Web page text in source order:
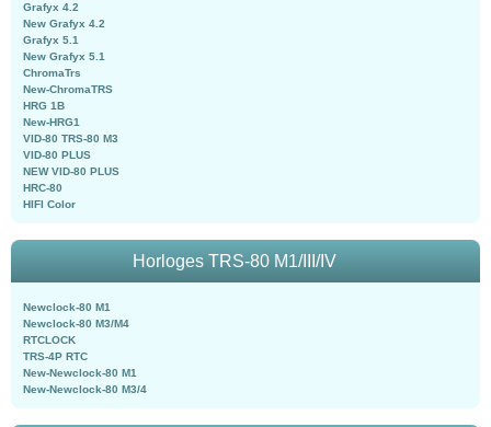
Grafyx 4.2
New Grafyx 4.2
Grafyx 5.1
New Grafyx 5.1
ChromaTrs
New-ChromaTRS
HRG 1B
New-HRG1
VID-80 TRS-80 M3
VID-80 PLUS
NEW VID-80 PLUS
HRC-80
HIFI Color
Horloges TRS-80 M1/III/IV
Newclock-80 M1
Newclock-80 M3/M4
RTCLOCK
TRS-4P RTC
New-Newclock-80 M1
New-Newclock-80 M3/4